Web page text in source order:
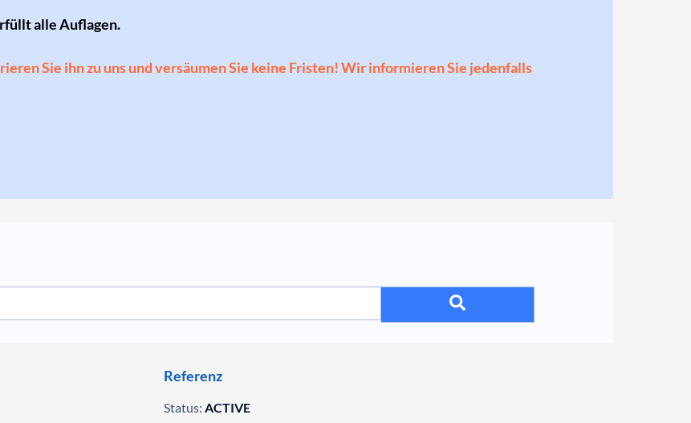
alle Auflagen.
Sie ihn zu uns und versäumen Sie keine Fristen! Wir informieren Sie jedenfalls
Referenz
Status: ACTIVE